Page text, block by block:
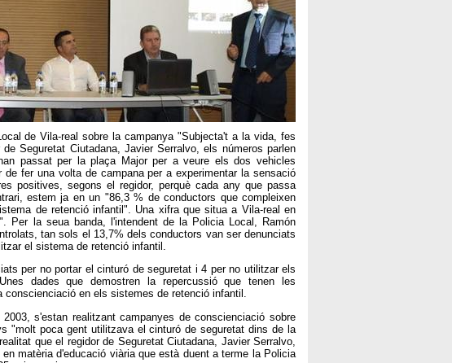
de Vila-real sobre la campanya "Subjecta't a la vida, fes
Seguretat Ciutadana, Javier Serralvo, els números parlen
passat per la plaça Major per a veure els dos vehicles
fer una volta de campana per a experimentar la sensació
positives, segons el regidor, perquè cada any que passa
estem ja en un "86,3 % de conductors que compleixen
de retenció infantil". Una xifra que situa a Vila-real en
Per la seua banda, l'intendent de la Policia Local, Ramón
tan sols el 13,7% dels conductors van ser denunciats
el sistema de retenció infantil.
per no portar el cinturó de seguretat i 4 per no utilitzar els
dades que demostren la repercussió que tenen les
en els sistemes de retenció infantil.
s'estan realitzant campanyes de conscienciació sobre
"molt poca gent utilitzava el cinturó de seguretat dins de la
que el regidor de Seguretat Ciutadana, Javier Serralvo,
matèria d'educació viària que està duent a terme la Policia